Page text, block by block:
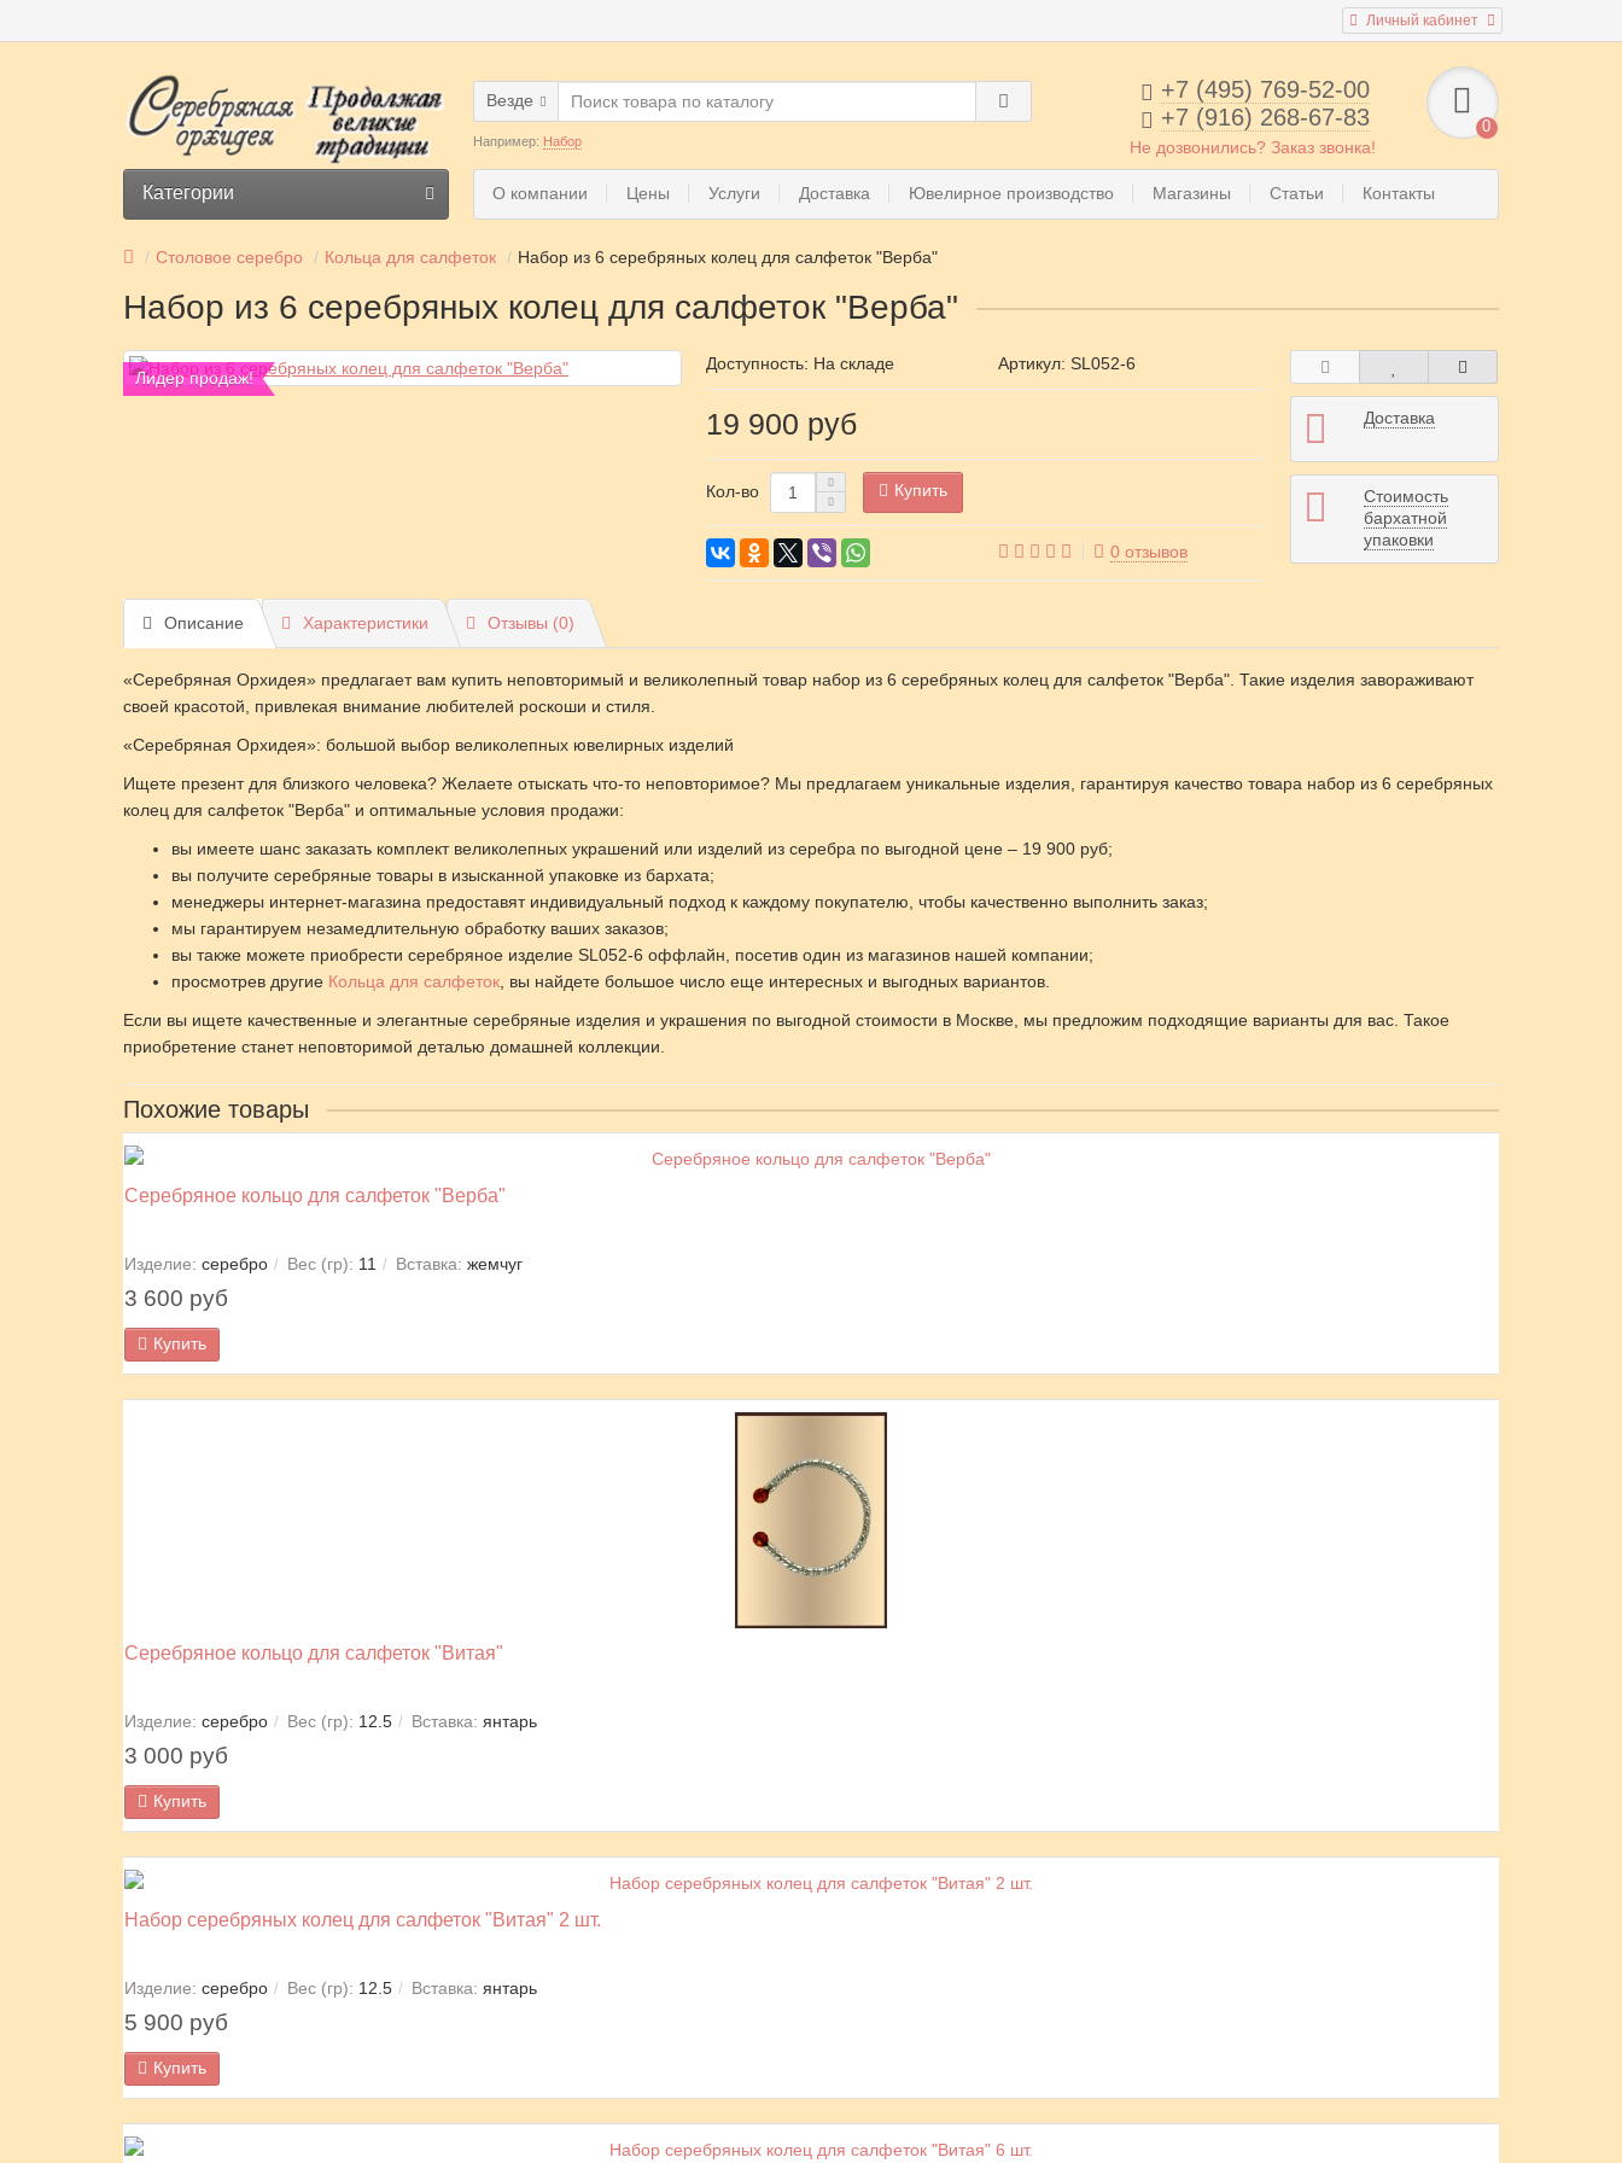
Личный кабинет
+7 (495) 769-52-00
+7 (916) 268-67-83
Не дозвонились? Заказ звонка!
0
Везде
Например: Набор
О компании Цены Услуги Доставка Ювелирное производство Магазины Статьи Контакты
Категории
Столовое серебро Кольца для салфеток Набор из 6 серебряных колец для салфеток "Верба"
Набор из 6 серебряных колец для салфеток "Верба"
Лидер продаж!
Доступность: На складе Артикул: SL052-6
19 900 руб
Кол-во Купить
0 отзывов
Доставка
Стоимость
бархатной
упаковки
Описание Характеристики Отзывы (0)
«Серебряная Орхидея» предлагает вам купить неповторимый и великолепный товар набор из 6 серебряных колец для салфеток "Верба". Такие изделия завораживают
своей красотой, привлекая внимание любителей роскоши и стиля.
«Серебряная Орхидея»: большой выбор великолепных ювелирных изделий
Ищете презент для близкого человека? Желаете отыскать что-то неповторимое? Мы предлагаем уникальные изделия, гарантируя качество товара набор из 6 серебряных
колец для салфеток "Верба" и оптимальные условия продажи:
вы имеете шанс заказать комплект великолепных украшений или изделий из серебра по выгодной цене – 19 900 руб;
вы получите серебряные товары в изысканной упаковке из бархата;
менеджеры интернет-магазина предоставят индивидуальный подход к каждому покупателю, чтобы качественно выполнить заказ;
мы гарантируем незамедлительную обработку ваших заказов;
вы также можете приобрести серебряное изделие SL052-6 оффлайн, посетив один из магазинов нашей компании;
просмотрев другие Кольца для салфеток , вы найдете большое число еще интересных и выгодных вариантов.
Если вы ищете качественные и элегантные серебряные изделия и украшения по выгодной стоимости в Москве, мы предложим подходящие варианты для вас. Такое
приобретение станет неповторимой деталью домашней коллекции.
Похожие товары
Серебряное кольцо для салфеток "Верба"
Изделие: серебро Вес (гр): 11 Вставка: жемчуг
3 600 руб
Купить
Серебряное кольцо для салфеток "Витая"
Изделие: серебро Вес (гр): 12.5 Вставка: янтарь
3 000 руб
Купить
Набор серебряных колец для салфеток "Витая" 2 шт.
Изделие: серебро Вес (гр): 12.5 Вставка: янтарь
5 900 руб
Купить